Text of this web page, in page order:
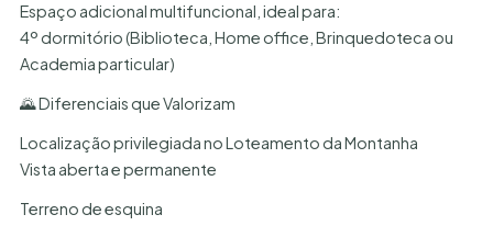
Espaço adicional multifuncional, ideal para:
4º dormitório (Biblioteca, Home office, Brinquedoteca ou
Academia particular)
🌄 Diferenciais que Valorizam
Localização privilegiada no Loteamento da Montanha
Vista aberta e permanente
Terreno de esquina